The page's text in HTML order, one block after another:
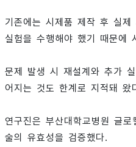
기존에는 시제품 제작 후 실제
실험을 수행해야 했기 때문에
문제 발생 시 재설계와 추가
어지는 것도 한계로 지적돼 왔
연구진은 부산대학교병원 글로
술의 유효성을 검증했다.